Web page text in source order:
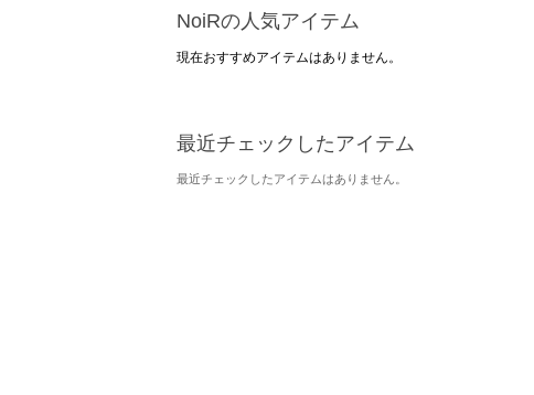
NoiRの人気アイテム
現在おすすめアイテムはありません。
最近チェックしたアイテム
最近チェックしたアイテムはありません。